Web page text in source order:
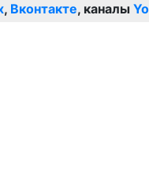
, Вконтакте, каналы